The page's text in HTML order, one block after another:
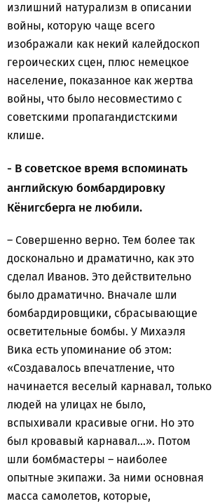
излишний натурализм в описании
войны, которую чаще всего
изображали как некий калейдоскоп
героических сцен, плюс немецкое
население, показанное как жертва
войны, что было несовместимо с
советскими пропагандистскими
клише.
- В советское время вспоминать
английскую бомбардировку
Кёнигсберга не любили.
– Совершенно верно. Тем более так
досконально и драматично, как это
сделал Иванов. Это действительно
было драматично. Вначале шли
бомбардировщики, сбрасывающие
осветительные бомбы. У Михаэля
Вика есть упоминание об этом:
«Создавалось впечатление, что
начинается веселый карнавал, только
людей на улицах не было,
вспыхивали красивые огни. Но это
был кровавый карнавал…». Потом
шли бомбмастеры – наиболее
опытные экипажи. За ними основная
масса самолетов, которые,